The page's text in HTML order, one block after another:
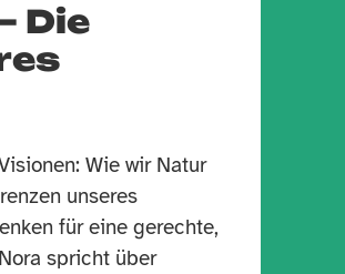
Die
Wie wir Natur
unseres
für eine gerechte,
spricht über